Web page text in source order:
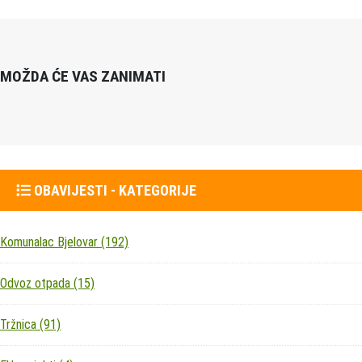
MOŽDA ĆE VAS ZANIMATI
OBAVIJESTI - KATEGORIJE
Komunalac Bjelovar (192)
Odvoz otpada (15)
Tržnica (91)